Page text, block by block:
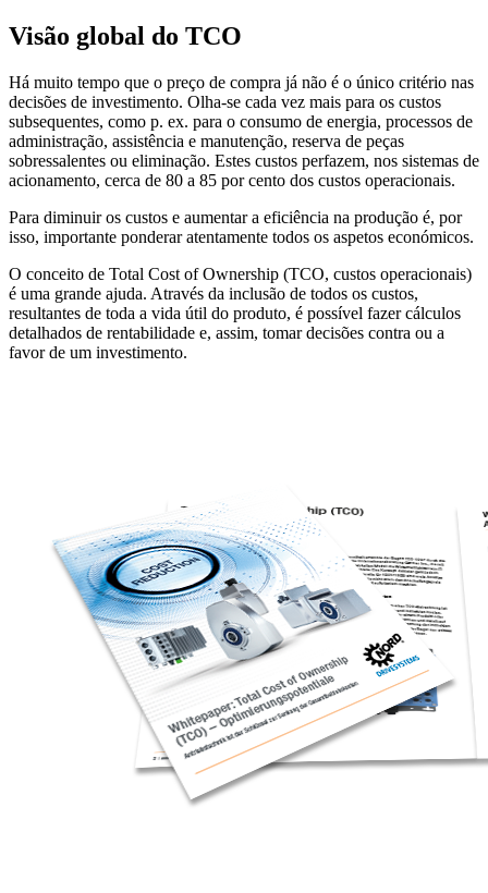
Visão global do TCO
Há muito tempo que o preço de compra já não é o único critério nas
decisões de investimento. Olha-se cada vez mais para os custos
subsequentes, como p. ex. para o consumo de energia, processos de
administração, assistência e manutenção, reserva de peças
sobressalentes ou eliminação. Estes custos perfazem, nos sistemas de
acionamento, cerca de 80 a 85 por cento dos custos operacionais.
Para diminuir os custos e aumentar a eficiência na produção é, por
isso, importante ponderar atentamente todos os aspetos económicos.
O conceito de Total Cost of Ownership (TCO, custos operacionais)
é uma grande ajuda. Através da inclusão de todos os custos,
resultantes de toda a vida útil do produto, é possível fazer cálculos
detalhados de rentabilidade e, assim, tomar decisões contra ou a
favor de um investimento.